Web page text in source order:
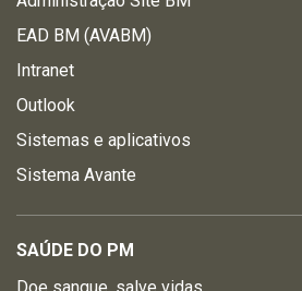
EAD BM (AVABM)
Intranet
Outlook
Sistemas e aplicativos
Sistema Avante
SAÚDE DO PM